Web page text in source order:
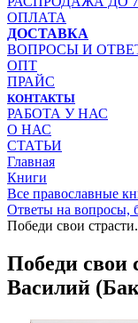
ОПЛАТА
ДОСТАВКА
ВОПРОСЫ И
ОПТ
ПРАЙС
КОНТАКТЫ
РАБОТА У НАС
О НАС
СТАТЬИ
Главная
Книги
Все православные
Ответы на вопросы,
Победи свои
Победи свои
Василий